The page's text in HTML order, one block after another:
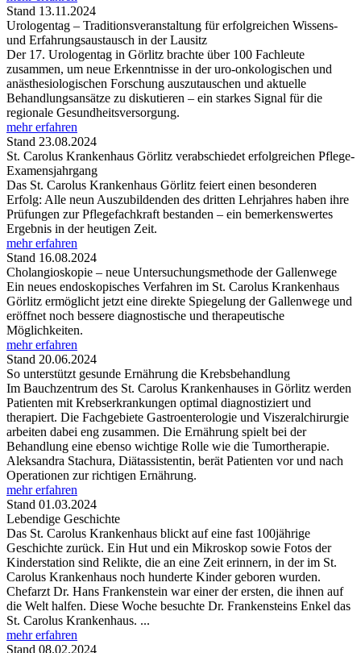
Stand 13.11.2024
Urologentag – Traditionsveranstaltung für erfolgreichen Wissens-
und Erfahrungsaustausch in der Lausitz
Der 17. Urologentag in Görlitz brachte über 100 Fachleute
zusammen, um neue Erkenntnisse in der uro-onkologischen und
anästhesiologischen Forschung auszutauschen und aktuelle
Behandlungsansätze zu diskutieren – ein starkes Signal für die
regionale Gesundheitsversorgung.
mehr erfahren
Stand 23.08.2024
St. Carolus Krankenhaus Görlitz verabschiedet erfolgreichen Pflege-
Examensjahrgang
Das St. Carolus Krankenhaus Görlitz feiert einen besonderen
Erfolg: Alle neun Auszubildenden des dritten Lehrjahres haben ihre
Prüfungen zur Pflegefachkraft bestanden – ein bemerkenswertes
Ergebnis in der heutigen Zeit.
mehr erfahren
Stand 16.08.2024
Cholangioskopie – neue Untersuchungsmethode der Gallenwege
Ein neues endoskopisches Verfahren im St. Carolus Krankenhaus
Görlitz ermöglicht jetzt eine direkte Spiegelung der Gallenwege und
eröffnet noch bessere diagnostische und therapeutische
Möglichkeiten.
mehr erfahren
Stand 20.06.2024
So unterstützt gesunde Ernährung die Krebsbehandlung
Im Bauchzentrum des St. Carolus Krankenhauses in Görlitz werden
Patienten mit Krebserkrankungen optimal diagnostiziert und
therapiert. Die Fachgebiete Gastroenterologie und Viszeralchirurgie
arbeiten dabei eng zusammen. Die Ernährung spielt bei der
Behandlung eine ebenso wichtige Rolle wie die Tumortherapie.
Aleksandra Stachura, Diätassistentin, berät Patienten vor und nach
Operationen zur richtigen Ernährung.
mehr erfahren
Stand 01.03.2024
Lebendige Geschichte
Das St. Carolus Krankenhaus blickt auf eine fast 100jährige
Geschichte zurück. Ein Hut und ein Mikroskop sowie Fotos der
Kinderstation sind Relikte, die an eine Zeit erinnern, in der im St.
Carolus Krankenhaus noch hunderte Kinder geboren wurden.
Chefarzt Dr. Hans Frankenstein war einer der ersten, die ihnen auf
die Welt halfen. Diese Woche besuchte Dr. Frankensteins Enkel das
St. Carolus Krankenhaus. ...
mehr erfahren
Stand 08.02.2024